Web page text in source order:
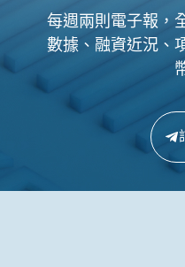
每週兩則電子報，
數據、融資近況、